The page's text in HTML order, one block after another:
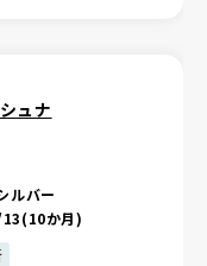
ュナ
ルバー
(10か月)